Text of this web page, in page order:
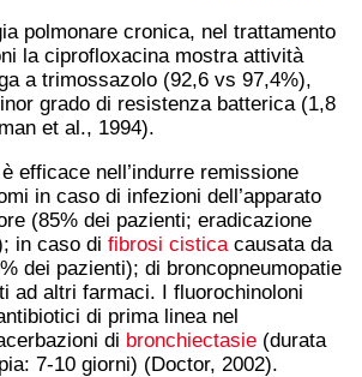
polmonare cronica, nel trattamento
la ciprofloxacina mostra attività
a trimossazolo (92,6 vs 97,4%),
grado di resistenza batterica (1,8
et al., 1994).
efficace nell’indurre remissione
in caso di infezioni dell’apparato
(85% dei pazienti; eradicazione
in caso di fibrosi cisticacausata da
dei pazienti); di broncopneumopatie
ad altri farmaci. I fluorochinoloni
di prima linea nel
di bronchiectasie (durata
7-10 giorni) (Doctor, 2002).